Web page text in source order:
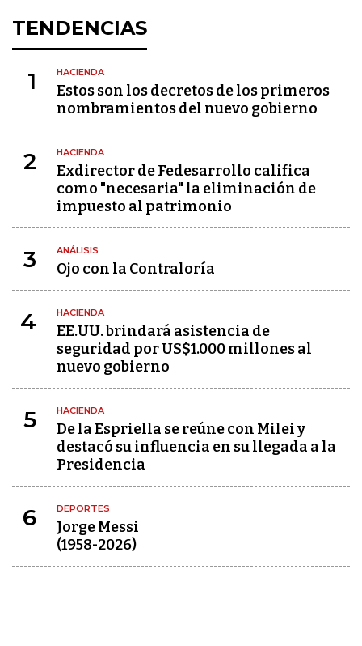
TENDENCIAS
1 HACIENDA
Estos son los decretos de los primeros
nombramientos del nuevo gobierno
2 HACIENDA
Exdirector de Fedesarrollo califica
como "necesaria" la eliminación de
impuesto al patrimonio
3 ANÁLISIS
Ojo con la Contraloría
4 HACIENDA
EE.UU. brindará asistencia de
seguridad por US$1.000 millones al
nuevo gobierno
5 HACIENDA
De la Espriella se reúne con Milei y
destacó su influencia en su llegada a la
Presidencia
6 DEPORTES
Jorge Messi
(1958-2026)